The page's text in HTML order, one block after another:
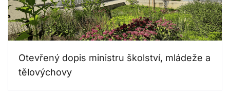
Otevřený dopis ministru školství, mládeže a
tělovýchovy